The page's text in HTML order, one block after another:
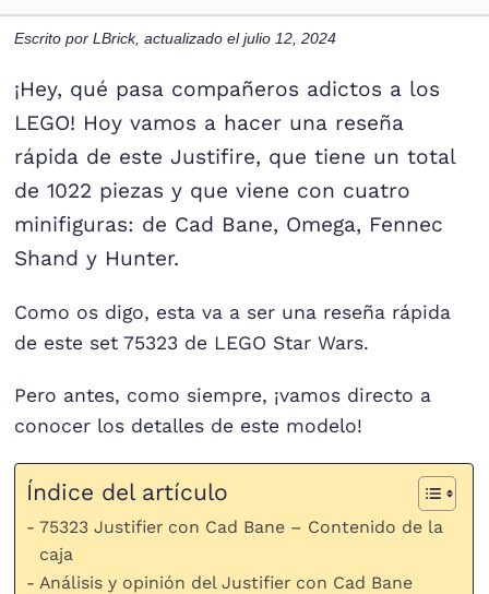
Escrito porLBrick, actualizado eljulio 12, 2024
¡Hey, qué pasa compañeros adictos a los
LEGO! Hoy vamos a hacer una reseña
rápida de este Justifire, que tiene un total
de 1022 piezas y que viene con cuatro
minifiguras: de Cad Bane, Omega, Fennec
Shand y Hunter.
Como os digo, esta va a ser una reseña rápida
de este set 75323 de LEGO Star Wars.
Pero antes, como siempre, ¡vamos directo a
conocer los detalles de este modelo!
Índice del artículo
75323 Justifier con Cad Bane – Contenido de la
caja
Análisis y opinión del Justifier con Cad Bane